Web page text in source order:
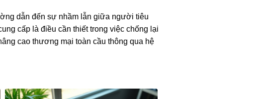
dẫn đến sự nhầm lẫn giữa người tiêu
cấp là điều cần thiết trong việc chống lại
cao thương mại toàn cầu thông qua hệ